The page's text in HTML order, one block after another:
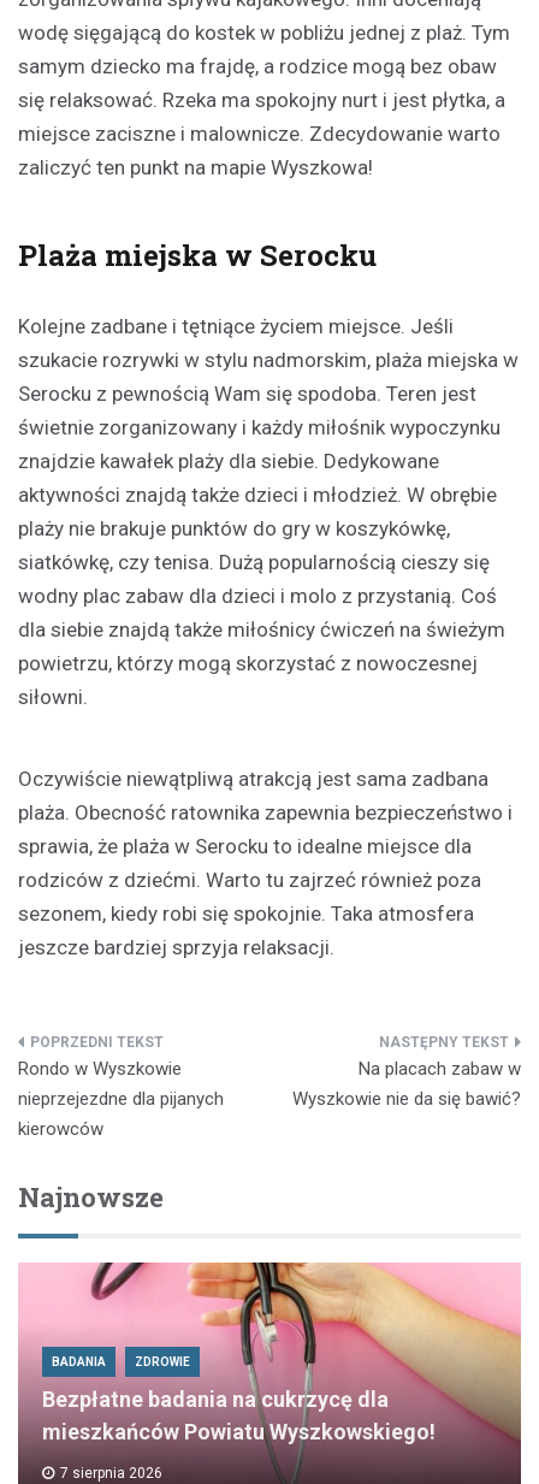
wodę sięgającą do kostek w pobliżu jednej z plaż. Tym
samym dziecko ma frajdę, a rodzice mogą bez obaw
się relaksować. Rzeka ma spokojny nurt i jest płytka, a
miejsce zaciszne i malownicze. Zdecydowanie warto
zaliczyć ten punkt na mapie Wyszkowa!
Plaża miejska w Serocku
Kolejne zadbane i tętniące życiem miejsce. Jeśli
szukacie rozrywki w stylu nadmorskim, plaża miejska w
Serocku z pewnością Wam się spodoba. Teren jest
świetnie zorganizowany i każdy miłośnik wypoczynku
znajdzie kawałek plaży dla siebie. Dedykowane
aktywności znajdą także dzieci i młodzież. W obrębie
plaży nie brakuje punktów do gry w koszykówkę,
siatkówkę, czy tenisa. Dużą popularnością cieszy się
wodny plac zabaw dla dzieci i molo z przystanią. Coś
dla siebie znajdą także miłośnicy ćwiczeń na świeżym
powietrzu, którzy mogą skorzystać z nowoczesnej
siłowni.
Oczywiście niewątpliwą atrakcją jest sama zadbana
plaża. Obecność ratownika zapewnia bezpieczeństwo i
sprawia, że plaża w Serocku to idealne miejsce dla
rodziców z dziećmi. Warto tu zajrzeć również poza
sezonem, kiedy robi się spokojnie. Taka atmosfera
jeszcze bardziej sprzyja relaksacji.
Nawigacja
wpisu
Rondo w Wyszkowie
nieprzejezdne dla pijanych
kierowców
Na placach zabaw w
Wyszkowie nie da się bawić?
Najnowsze
BADANIA ZDROWIE
Bezpłatne badania na cukrzycę dla
mieszkańców Powiatu Wyszkowskiego!
7 sierpnia 2026